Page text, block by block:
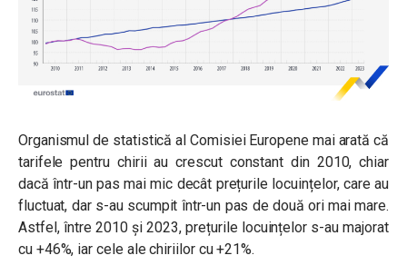
Organismul de statistică al Comisiei Europene mai arată că
tarifele pentru chirii au crescut constant din 2010, chiar
dacă într-un pas mai mic decât prețurile locuințelor, care au
fluctuat, dar s-au scumpit într-un pas de două ori mai mare.
Astfel, între 2010 și 2023, prețurile locuințelor s-au majorat
cu +46%, iar cele ale chiriilor cu +21%.